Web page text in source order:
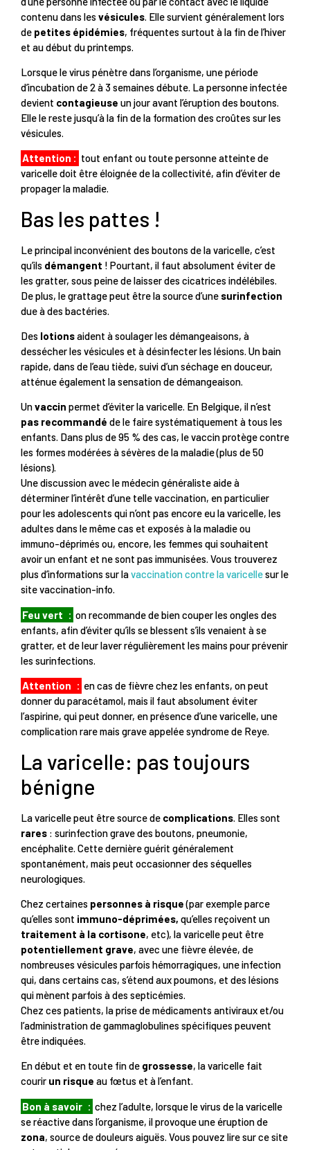
contenu dans les vésicules . Elle survient généralement lors
de petites épidémies, fréquentes surtout à la fin de l’hiver
et au début du printemps.
Lorsque le virus pénètre dans l’organisme, une période
d’incubation de 2 à 3 semaines débute. La personne infectée
devient contagieuse un jour avant l’éruption des boutons.
Elle le reste jusqu’à la fin de la formation des croûtes sur les
vésicules.
Attention : tout enfant ou toute personne atteinte de
varicelle doit être éloignée de la collectivité, afin d’éviter de
propager la maladie.
Bas les pattes !
Le principal inconvénient des boutons de la varicelle, c’est
qu’ils démangent ! Pourtant, il faut absolument éviter de
les gratter, sous peine de laisser des cicatrices indélébiles.
De plus, le grattage peut être la source d’une surinfection
due à des bactéries.
Des lotionsaident à soulager les démangeaisons, à
dessécher les vésicules et à désinfecter les lésions. Un bain
rapide, dans de l’eau tiède, suivi d’un séchage en douceur,
atténue également la sensation de démangeaison.
Unvaccin permet d’éviter la varicelle. En Belgique, il n’est
pas recommandé de le faire systématiquement à tous les
enfants. Dans plus de 95 % des cas, le vaccin protège contre
les formes modérées à sévères de la maladie (plus de 50
lésions).
Une discussion avec le médecin généraliste aide à
déterminer l’intérêt d’une telle vaccination, en particulier
pour les adolescents qui n’ont pas encore eu la varicelle, les
adultes dans le même cas et exposés à la maladie ou
immuno-déprimés ou, encore, les femmes qui souhaitent
avoir un enfant et ne sont pas immunisées. Vous trouverez
plus d’informations sur lavaccination contre la varicellesur le
site vaccination-info.
Feu vert : on recommande de bien couper les ongles des
enfants, afin d’éviter qu’ils se blessent s’ils venaient à se
gratter, et de leur laver régulièrement les mains pour prévenir
les surinfections.
Attention : en cas de fièvre chez les enfants, on peut
donner du paracétamol, mais il faut absolument éviter
l’aspirine, qui peut donner, en présence d’une varicelle, une
complication rare mais grave appelée syndrome de Reye.
La varicelle: pas toujours
bénigne
La varicelle peut être source de complications. Elles sont
rares : surinfection grave des boutons, pneumonie,
encéphalite. Cette dernière guérit généralement
spontanément, mais peut occasionner des séquelles
neurologiques.
Chez certaines personnes à risque(par exemple parce
qu’elles sont immuno-déprimées, qu’elles reçoivent un
traitement à la cortisone, etc), la varicelle peut être
potentiellement grave, avec une fièvre élevée, de
nombreuses vésicules parfois hémorragiques, une infection
qui, dans certains cas, s’étend aux poumons, et des lésions
qui mènent parfois à des septicémies.
Chez ces patients, la prise de médicaments antiviraux et/ou
l’administration de gammaglobulines spécifiques peuvent
être indiquées.
En début et en toute fin de grossesse, la varicelle fait
courir un risque au fœtus et à l’enfant.
Bon à savoir : chez l’adulte, lorsque le virus de la varicelle
se réactive dans l’organisme, il provoque une éruption de
zona, source de douleurs aiguës. Vous pouvez lire sur ce site